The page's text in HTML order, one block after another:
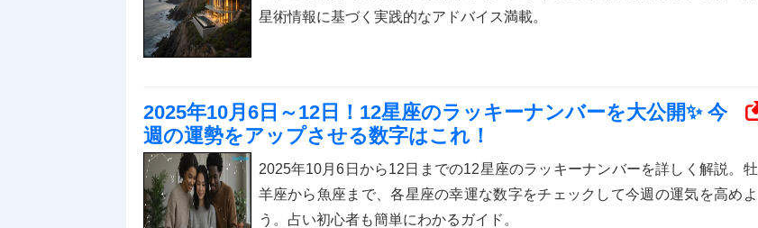
星術情報に基づく実践的なアドバイス満載。
2025年10月6日～12日！12星座のラッキーナンバーを大公開✨ 今
週の運勢をアップさせる数字はこれ！
2025年10月6日から12日までの12星座のラッキーナンバーを詳しく解説。牡
羊座から魚座まで、各星座の幸運な数字をチェックして今週の運気を高めよ
う。占い初心者も簡単にわかるガイド。